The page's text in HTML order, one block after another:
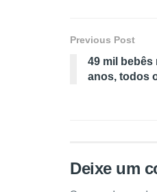
Previous Post
49 mil bebês
anos, todos
Deixe um